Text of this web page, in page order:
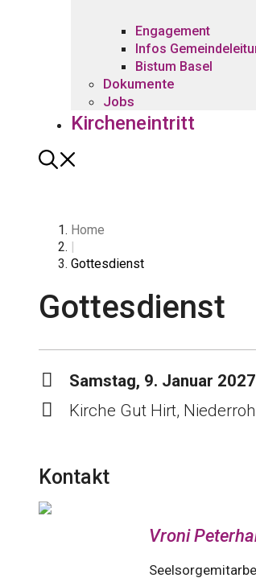
Engagement
Infos
Bistum Basel
Dokumente
Jobs
Kircheneintritt
Home
|
Gottesdienst
Gottesdienst
Samstag, 9. Januar
Kirche Gut Hirt,
Kontakt
Vroni